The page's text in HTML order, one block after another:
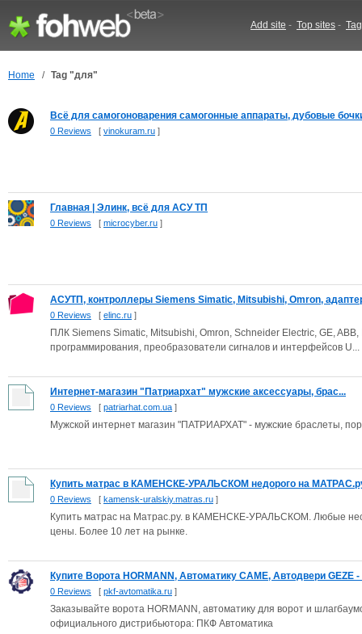
Add site - Top sites -
Home / Tag "для"
Всё для самогоноварения самогонные аппараты, дубовые
0 Reviews [ vinokuram.ru ]
Главная | Элинк, всё для АСУ ТП
0 Reviews [ microcyber.ru ]
АСУТП, контроллеры Siemens Simatic, Mitsubishi, Omron,
0 Reviews [ elinc.ru ]
ПЛК Siemens Simatic, Mitsubishi, Omron, Schneider Electric, GE,
программирования, преобразователи сигналов и интерфейсов U...
Интернет-магазин "Патриархат" мужские аксессуары, брас...
0 Reviews [ patriarhat.com.ua ]
Мужской интернет магазин "ПАТРИАРХАТ" - мужские браслеты,
Купить матрас в КАМЕНСКЕ-УРАЛЬСКОМ недорого на
0 Reviews [ kamensk-uralskiy.matras.ru ]
Купить матрас на Матрас.ру. в КАМЕНСКЕ-УРАЛЬСКОМ. Любые
цены. Более 10 лет на рынке.
Купите Ворота HORMANN, Автоматику CAME, Автодвери GEZE
0 Reviews [ pkf-avtomatika.ru ]
Заказывайте ворота HORMANN, автоматику для ворот и
официального дистрибьютора: ПКФ Автоматика